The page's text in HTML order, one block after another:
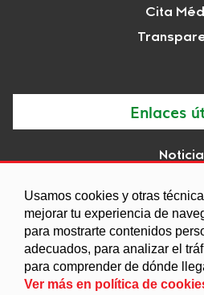
Usamos cookies y otras
mejorar tu experiencia de
para mostrarte contenidos
adecuados, para analizar el
para comprender de dónde
Ver más en política de
Cita
Enlaces
Entidades y
Calidad del